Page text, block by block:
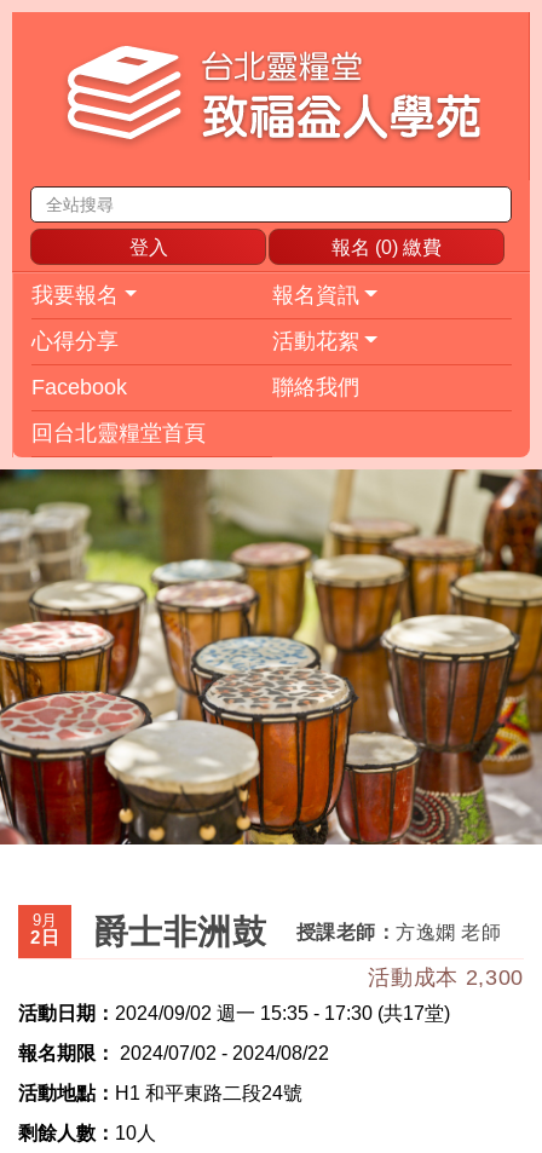
登入 報名 (0) 繳費
我要報名
報名資訊
心得分享
活動花絮
Facebook
聯絡我們
回台北靈糧堂首頁
9月
2日 爵士非洲鼓 授課老師： 方逸嫻 老師
活動成本 2,300
活動日期： 2024/09/02 週一 15:35 - 17:30 (共17堂)
報名期限：
2024/07/02 - 2024/08/22
活動地點： H1 和平東路二段24號
剩餘人數： 10人